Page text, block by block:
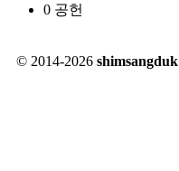
0 공헌
© 2014-2026 shimsangduk